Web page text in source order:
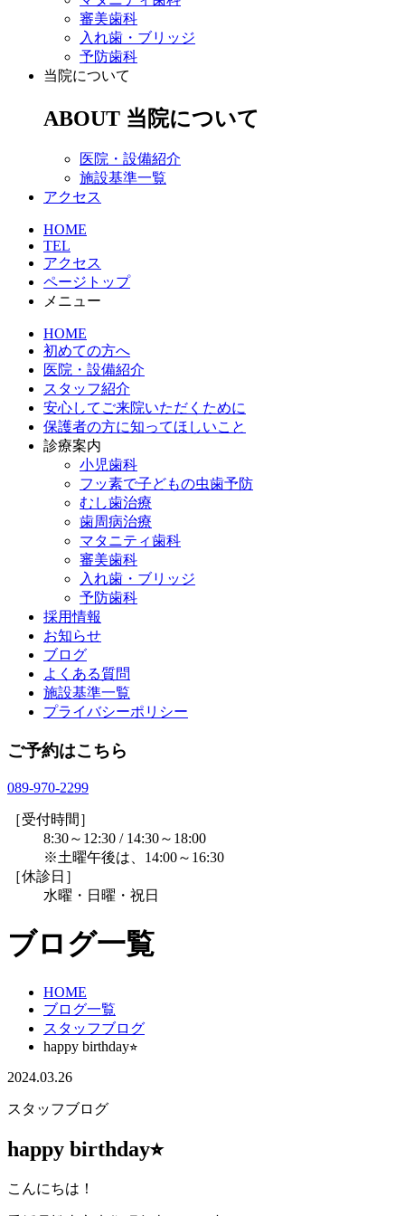
審美歯科
入れ歯・ブリッジ
予防歯科
当院について
ABOUT 当院について
医院・設備紹介
施設基準一覧
アクセス
HOME
TEL
アクセス
ページトップ
メニュー
HOME
初めての方へ
医院・設備紹介
スタッフ紹介
安心してご来院いただくために
保護者の方に知ってほしいこと
診療案内
小児歯科
フッ素で子どもの虫歯予防
むし歯治療
歯周病治療
マタニティ歯科
審美歯科
入れ歯・ブリッジ
予防歯科
採用情報
お知らせ
ブログ
よくある質問
施設基準一覧
プライバシーポリシー
ご予約はこちら
089-970-2299
［受付時間］
8:30～12:30 / 14:30～18:00
※土曜午後は、14:00～16:30
［休診日］
水曜・日曜・祝日
ブログ一覧
HOME
ブログ一覧
スタッフブログ
happy birthday⭐︎
2024.03.26
スタッフブログ
happy birthday⭐︎
こんにちは！